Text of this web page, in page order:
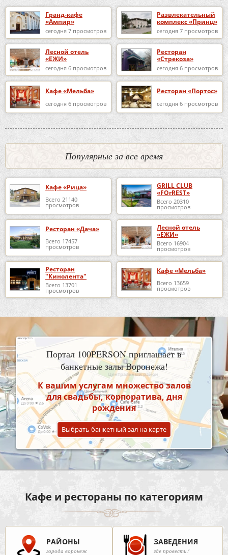
Гранд-кафе
«Ампир»
сегодня 7 просмотров
Развлекательный
комплекс «Принц»
сегодня 7 просмотров
Лесной отель
«ЕЖИ»
сегодня 6 просмотров
Ресторан
«Стрекоза»
сегодня 6 просмотров
Кафе «Мельба»
сегодня 6 просмотров
Ресторан «Портос»
сегодня 6 просмотров
Популярные за все время
Кафе «Рица»
Всего 21140
просмотров
GRILL CLUB
«FOrREST»
Всего 20310
просмотров
Ресторан «Дача»
Всего 17457
просмотров
Лесной отель
«ЕЖИ»
Всего 16904
просмотров
Ресторан
"Кинолента"
Всего 13701
просмотров
Кафе «Мельба»
Всего 13659
просмотров
Портал 100PERSON приглашает в
банкетные залы Воронежа!
К вашим услугам множество залов
для свадьбы, корпоратива, дня
рождения
Выбрать банкетный зал на карте
Кафе и рестораны по категориям
РАЙОНЫ
города воронеж
ЗАВЕДЕНИЯ
где провести?